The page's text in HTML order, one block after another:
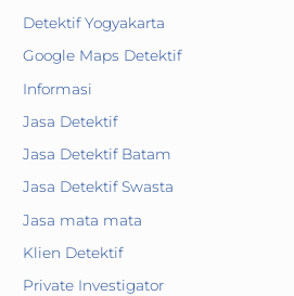
Detektif Yogyakarta
Google Maps Detektif
Informasi
Jasa Detektif
Jasa Detektif Batam
Jasa Detektif Swasta
Jasa mata mata
Klien Detektif
Private Investigator